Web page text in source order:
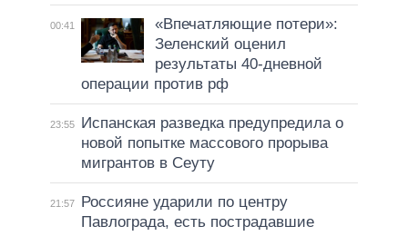
00:41
«Впечатляющие потери»:
Зеленский оценил
результаты 40-дневной
операции против рф
23:55
Испанская разведка предупредила о
новой попытке массового прорыва
мигрантов в Сеуту
21:57
Россияне ударили по центру
Павлограда, есть пострадавшие